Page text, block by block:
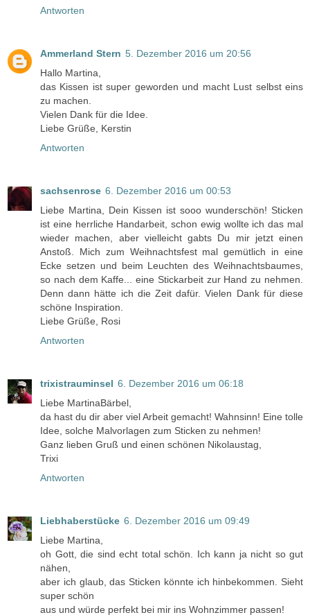
Antworten
Ammerland Stern 5. Dezember 2016 um 20:56
Hallo Martina,
das Kissen ist super geworden und macht Lust selbst eins
zu machen.
Vielen Dank für die Idee.
Liebe Grüße, Kerstin
Antworten
sachsenrose 6. Dezember 2016 um 00:53
Liebe Martina, Dein Kissen ist sooo wunderschön! Sticken
ist eine herrliche Handarbeit, schon ewig wollte ich das mal
wieder machen, aber vielleicht gabts Du mir jetzt einen
Anstoß. Mich zum Weihnachtsfest mal gemütlich in eine
Ecke setzen und beim Leuchten des Weihnachtsbaumes,
so nach dem Kaffe... eine Stickarbeit zur Hand zu nehmen.
Denn dann hätte ich die Zeit dafür. Vielen Dank für diese
schöne Inspiration.
Liebe Grüße, Rosi
Antworten
trixistrauminsel 6. Dezember 2016 um 06:18
Liebe MartinaBärbel,
da hast du dir aber viel Arbeit gemacht! Wahnsinn! Eine tolle
Idee, solche Malvorlagen zum Sticken zu nehmen!
Ganz lieben Gruß und einen schönen Nikolaustag,
Trixi
Antworten
Liebhaberstücke 6. Dezember 2016 um 09:49
Liebe Martina,
oh Gott, die sind echt total schön. Ich kann ja nicht so gut
nähen,
aber ich glaub, das Sticken könnte ich hinbekommen. Sieht
super schön
aus und würde perfekt bei mir ins Wohnzimmer passen!